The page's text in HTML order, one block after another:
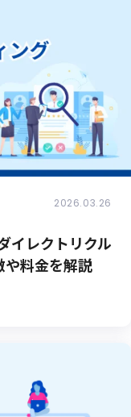
2026.03.26
イレクトリクル
や料金を解説